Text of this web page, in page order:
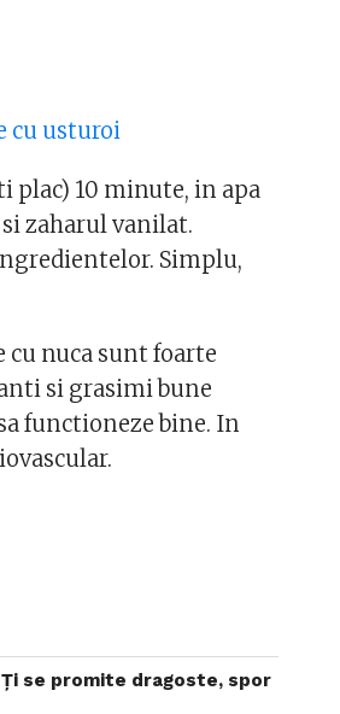
cu usturoi
plac) 10 minute, in apa
zaharul vanilat.
Simplu,
cu nuca sunt foarte
si grasimi bune
functioneze bine. In
se promite dragoste, spor